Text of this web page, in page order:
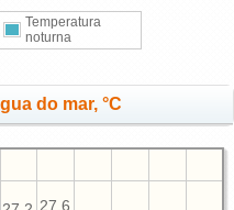
Temperatura
noturna
do mar, °C
27.6